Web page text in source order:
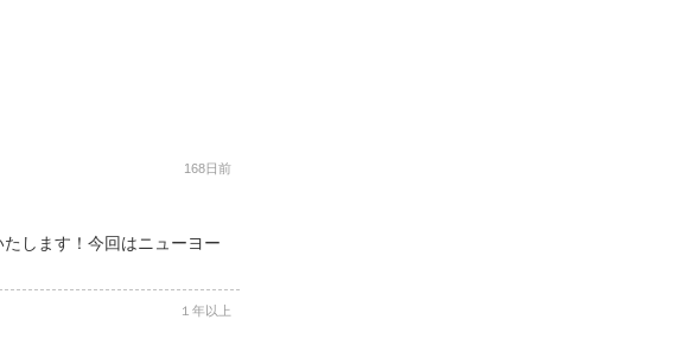
168日前
します！今回はニューヨー
１年以上